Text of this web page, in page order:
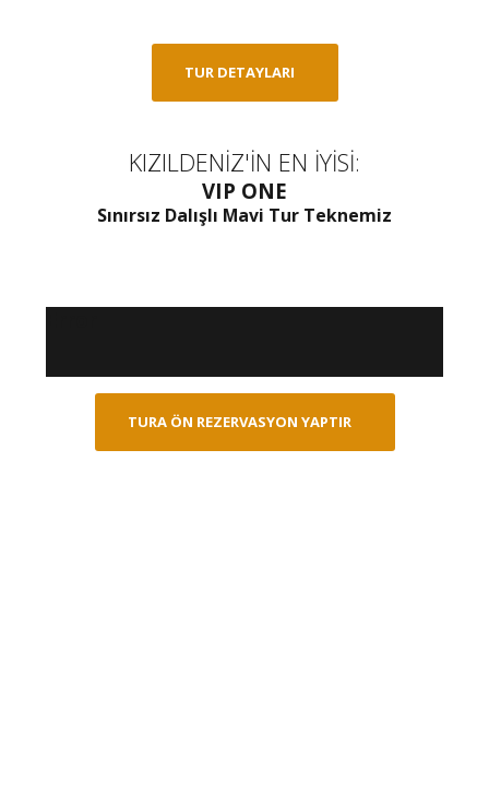
TUR DETAYLARI
KIZILDENİZ'İN EN İYİSİ:
VIP ONE
Sınırsız Dalışlı Mavi Tur Teknemiz
TURA ÖN REZERVASYON YAPTIR